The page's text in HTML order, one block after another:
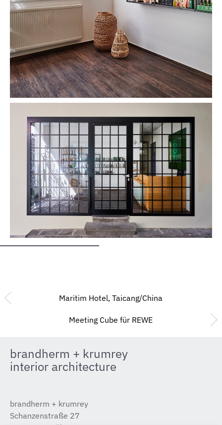
Meeting Cube für REWE
Maritim Hotel, Taicang/China
brandherm + krumrey
interior architecture
brandherm + krumrey
Schanzenstraße 27